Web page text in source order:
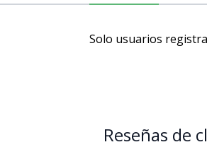
Solo usuarios
Reseñas de